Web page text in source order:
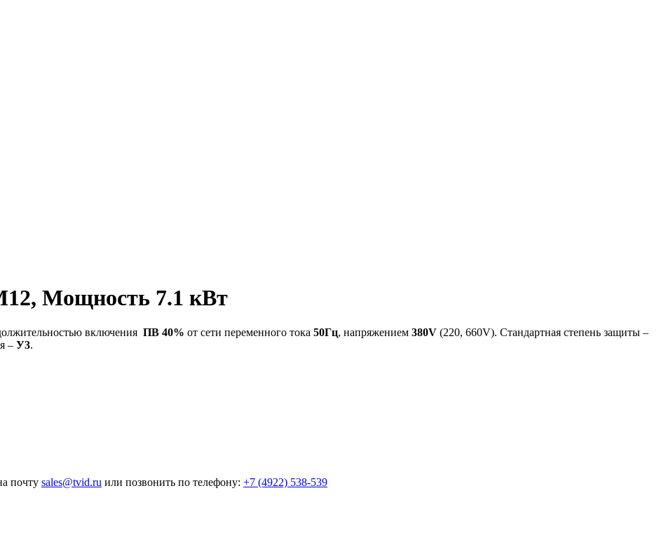
Мощность 7.1 кВт
включения ПВ 40% от сети переменного тока 50Гц, напряжением 380V (220, 660V). Стандартная степень защиты –
– У3.
почту sales@tvid.ru или позвонить по телефону: +7 (4922) 538-539